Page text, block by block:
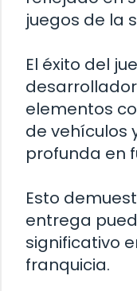
juegos de la
El éxito del
elementos
de vehículos
profunda en
Esto
entrega
significativo
franquicia.